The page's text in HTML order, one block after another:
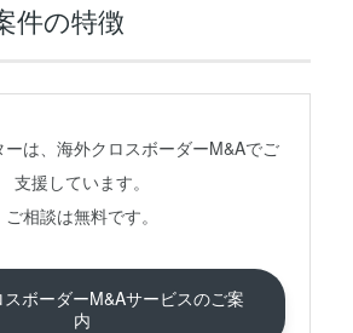
件の特徴
ーは、海外クロスボーダーM&Aでご
支援しています。
ご相談は無料です。
ボーダーM&Aサービスのご案
内